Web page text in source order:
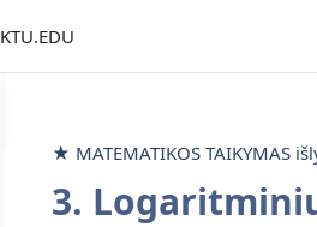
KTU.EDU
★ MATEMATIKOS TAIKYMAS
3.